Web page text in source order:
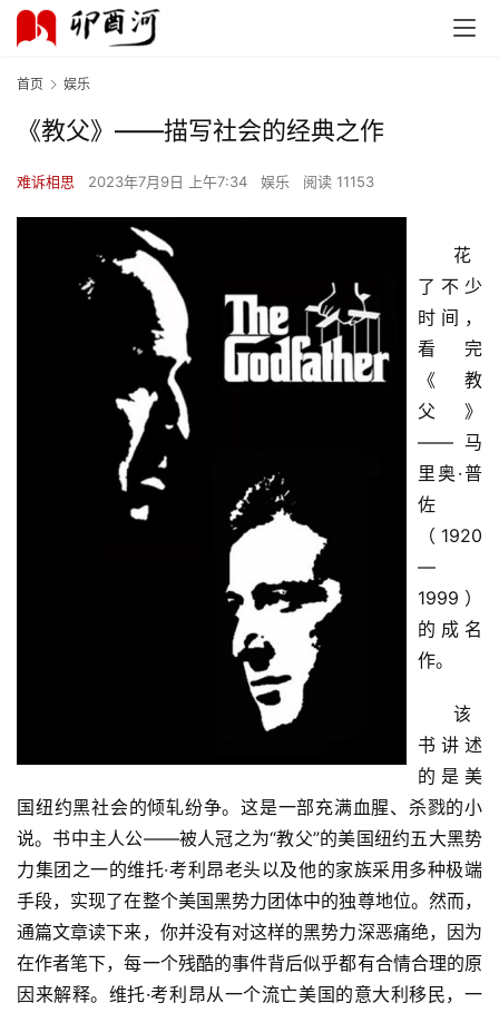
首页 娱乐
《教父》——描写社会的经典之作
难诉相思 2023年7月9日 上午7:34 娱乐 阅读 11153
花
了不少
时间，
看完
《教
父》
——马
里奥·普
佐
（1920
—
1999）
的成名
作。
该
书讲述
的是美
国纽约黑社会的倾轧纷争。这是一部充满血腥、杀戮的小
说。书中主人公——被人冠之为“教父”的美国纽约五大黑势
力集团之一的维托·考利昂老头以及他的家族采用多种极端
手段，实现了在整个美国黑势力团体中的独尊地位。然而，
通篇文章读下来，你并没有对这样的黑势力深恶痛绝，因为
在作者笔下，每一个残酷的事件背后似乎都有合情合理的原
因来解释。维托·考利昂从一个流亡美国的意大利移民，一